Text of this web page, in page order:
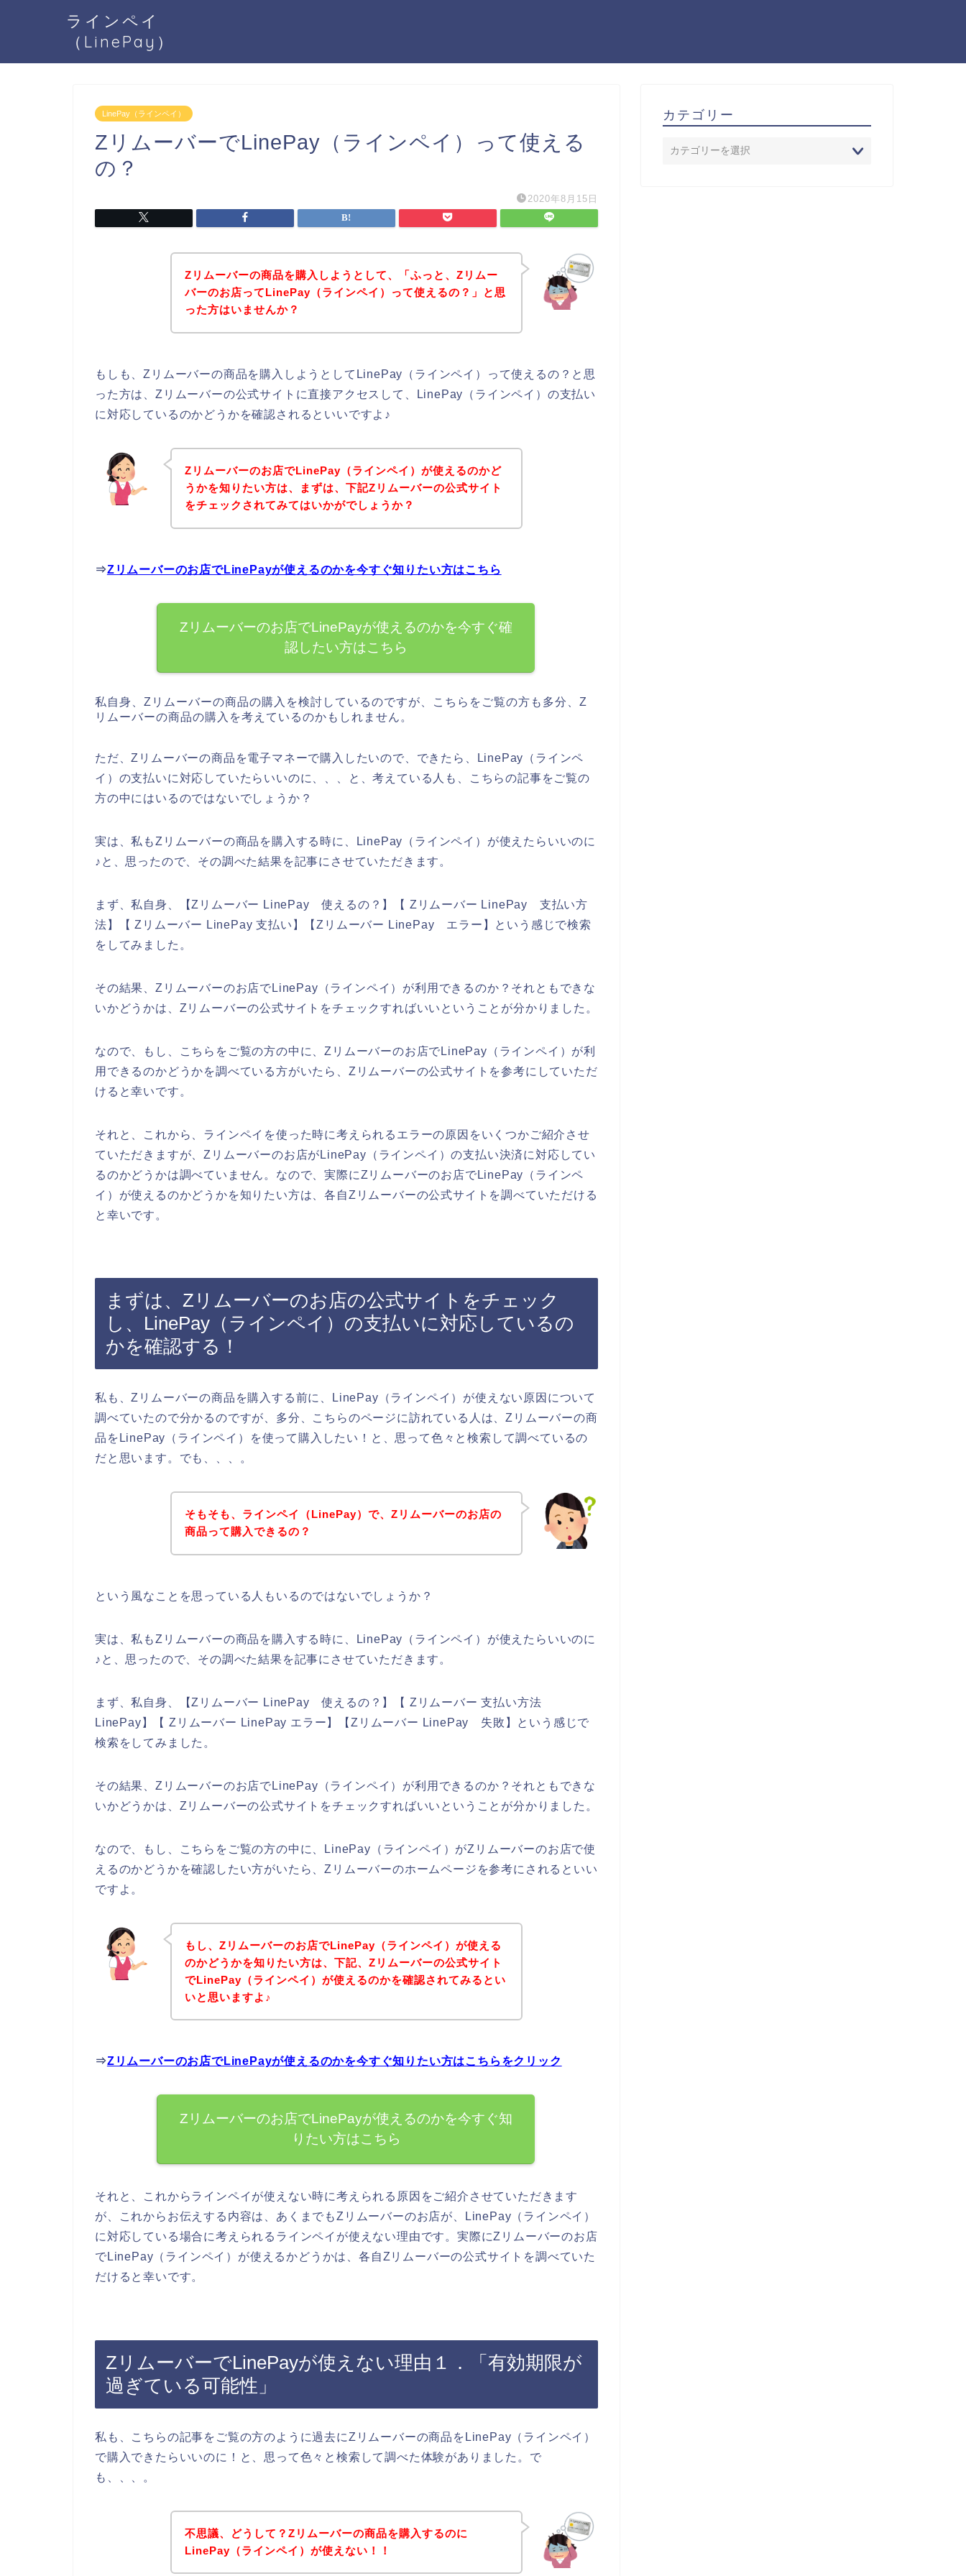
ラインペイ
（LinePay）
LinePay（ラインペイ）
ZリムーバーでLinePay（ラインペイ）って使える
の？
2020年8月15日
Zリムーバーの商品を購入しようとして、「ふっと、Zリムー
バーのお店ってLinePay（ラインペイ）って使えるの？」と思
った方はいませんか？
もしも、Zリムーバーの商品を購入しようとしてLinePay（ラインペイ）って使えるの？と思
った方は、Zリムーバーの公式サイトに直接アクセスして、LinePay（ラインペイ）の支払い
に対応しているのかどうかを確認されるといいですよ♪
Zリムーバーのお店でLinePay（ラインペイ）が使えるのかど
うかを知りたい方は、まずは、下記Zリムーバーの公式サイト
をチェックされてみてはいかがでしょうか？
⇒Zリムーバーのお店でLinePayが使えるのかを今すぐ知りたい方はこちら
Zリムーバーのお店でLinePayが使えるのかを今すぐ確
認したい方はこちら
私自身、Zリムーバーの商品の購入を検討しているのですが、こちらをご覧の方も多分、Z
リムーバーの商品の購入を考えているのかもしれません。
ただ、Zリムーバーの商品を電子マネーで購入したいので、できたら、LinePay（ラインペ
イ）の支払いに対応していたらいいのに、、、と、考えている人も、こちらの記事をご覧の
方の中にはいるのではないでしょうか？
実は、私もZリムーバーの商品を購入する時に、LinePay（ラインペイ）が使えたらいいのに
♪と、思ったので、その調べた結果を記事にさせていただきます。
まず、私自身、【Zリムーバー LinePay 使えるの？】【 Zリムーバー LinePay 支払い方
法】【 Zリムーバー LinePay 支払い】【Zリムーバー LinePay エラー】という感じで検索
をしてみました。
その結果、Zリムーバーのお店でLinePay（ラインペイ）が利用できるのか？それともできな
いかどうかは、Zリムーバーの公式サイトをチェックすればいいということが分かりました。
なので、もし、こちらをご覧の方の中に、Zリムーバーのお店でLinePay（ラインペイ）が利
用できるのかどうかを調べている方がいたら、Zリムーバーの公式サイトを参考にしていただ
けると幸いです。
それと、これから、ラインペイを使った時に考えられるエラーの原因をいくつかご紹介させ
ていただきますが、Zリムーバーのお店がLinePay（ラインペイ）の支払い決済に対応してい
るのかどうかは調べていません。なので、実際にZリムーバーのお店でLinePay（ラインペ
イ）が使えるのかどうかを知りたい方は、各自Zリムーバーの公式サイトを調べていただける
と幸いです。
まずは、Zリムーバーのお店の公式サイトをチェック
し、LinePay（ラインペイ）の支払いに対応しているの
かを確認する！
私も、Zリムーバーの商品を購入する前に、LinePay（ラインペイ）が使えない原因について
調べていたので分かるのですが、多分、こちらのページに訪れている人は、Zリムーバーの商
品をLinePay（ラインペイ）を使って購入したい！と、思って色々と検索して調べているの
だと思います。でも、、、。
そもそも、ラインペイ（LinePay）で、Zリムーバーのお店の
商品って購入できるの？
という風なことを思っている人もいるのではないでしょうか？
実は、私もZリムーバーの商品を購入する時に、LinePay（ラインペイ）が使えたらいいのに
♪と、思ったので、その調べた結果を記事にさせていただきます。
まず、私自身、【Zリムーバー LinePay 使えるの？】【 Zリムーバー 支払い方法
LinePay】【 Zリムーバー LinePay エラー】【Zリムーバー LinePay 失敗】という感じで
検索をしてみました。
その結果、Zリムーバーのお店でLinePay（ラインペイ）が利用できるのか？それともできな
いかどうかは、Zリムーバーの公式サイトをチェックすればいいということが分かりました。
なので、もし、こちらをご覧の方の中に、LinePay（ラインペイ）がZリムーバーのお店で使
えるのかどうかを確認したい方がいたら、Zリムーバーのホームページを参考にされるといい
ですよ。
もし、Zリムーバーのお店でLinePay（ラインペイ）が使える
のかどうかを知りたい方は、下記、Zリムーバーの公式サイト
でLinePay（ラインペイ）が使えるのかを確認されてみるとい
いと思いますよ♪
⇒Zリムーバーのお店でLinePayが使えるのかを今すぐ知りたい方はこちらをクリック
Zリムーバーのお店でLinePayが使えるのかを今すぐ知
りたい方はこちら
それと、これからラインペイが使えない時に考えられる原因をご紹介させていただきます
が、これからお伝えする内容は、あくまでもZリムーバーのお店が、LinePay（ラインペイ）
に対応している場合に考えられるラインペイが使えない理由です。実際にZリムーバーのお店
でLinePay（ラインペイ）が使えるかどうかは、各自Zリムーバーの公式サイトを調べていた
だけると幸いです。
ZリムーバーでLinePayが使えない理由１．「有効期限が
過ぎている可能性」
私も、こちらの記事をご覧の方のように過去にZリムーバーの商品をLinePay（ラインペイ）
で購入できたらいいのに！と、思って色々と検索して調べた体験がありました。で
も、、、。
不思議、どうして？Zリムーバーの商品を購入するのに
LinePay（ラインペイ）が使えない！！
カテゴリー